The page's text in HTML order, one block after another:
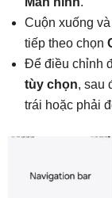
Cuộn xuống
tiếp theo chọn
Để điều chỉnh
tùy chọn, sau
trái hoặc phải